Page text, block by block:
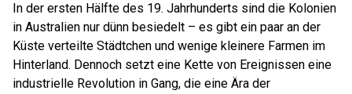
In der ersten Hälfte des 19. Jahrhunderts sind die Kolonien
in Australien nur dünn besiedelt – es gibt ein paar an der
Küste verteilte Städtchen und wenige kleinere Farmen im
Hinterland. Dennoch setzt eine Kette von Ereignissen eine
industrielle Revolution in Gang, die eine Ära der